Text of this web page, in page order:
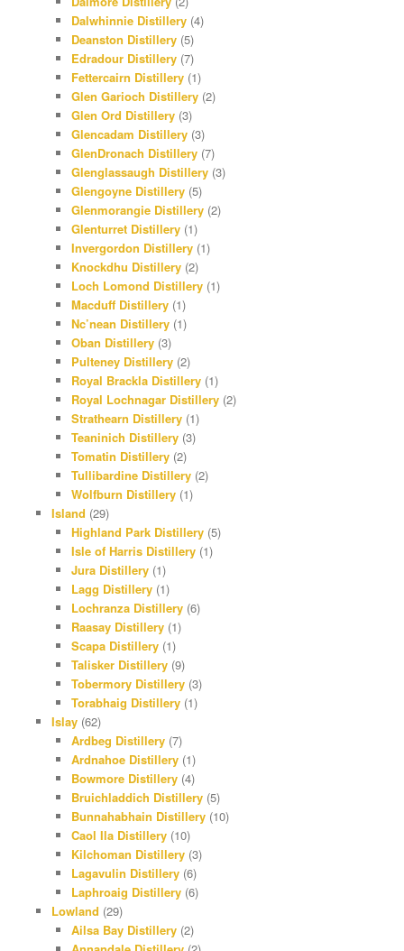
Dalwhinnie Distillery (4)
Deanston Distillery (5)
Edradour Distillery (7)
Fettercairn Distillery (1)
Glen Garioch Distillery (2)
Glen Ord Distillery (3)
Glencadam Distillery (3)
GlenDronach Distillery (7)
Glenglassaugh Distillery (3)
Glengoyne Distillery (5)
Glenmorangie Distillery (2)
Glenturret Distillery (1)
Invergordon Distillery (1)
Knockdhu Distillery (2)
Loch Lomond Distillery (1)
Macduff Distillery (1)
Nc’nean Distillery (1)
Oban Distillery (3)
Pulteney Distillery (2)
Royal Brackla Distillery (1)
Royal Lochnagar Distillery (2)
Strathearn Distillery (1)
Teaninich Distillery (3)
Tomatin Distillery (2)
Tullibardine Distillery (2)
Wolfburn Distillery (1)
Island (29)
Highland Park Distillery (5)
Isle of Harris Distillery (1)
Jura Distillery (1)
Lagg Distillery (1)
Lochranza Distillery (6)
Raasay Distillery (1)
Scapa Distillery (1)
Talisker Distillery (9)
Tobermory Distillery (3)
Torabhaig Distillery (1)
Islay(62)
Ardbeg Distillery (7)
Ardnahoe Distillery (1)
Bowmore Distillery (4)
Bruichladdich Distillery (5)
Bunnahabhain Distillery (10)
Caol Ila Distillery (10)
Kilchoman Distillery (3)
Lagavulin Distillery (6)
Laphroaig Distillery (6)
Lowland (29)
Ailsa Bay Distillery (2)